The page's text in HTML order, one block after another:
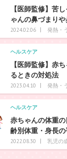
【医師監修】苦
ゃんの鼻づまり
2024.02.06 発熱・
ヘルスケア
【医師監修】赤
るときの対処法
2023.04.10 発熱・
ヘルスケア
赤ちゃんの体重
齢別体重・身長
2022.08.30 乳児の